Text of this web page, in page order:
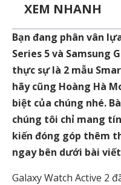
XEM NHANH
Bạn đang phân vân
Series 5 và Samsung
thực sự là 2 mẫu
hãy cũng Hoàng Hà
biệt của chúng nhé.
chúng tôi chỉ mang
kiến đóng góp thêm
ngay bên dưới bài
Galaxy Watch Active 2